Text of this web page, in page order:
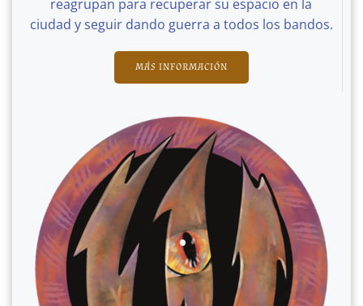
reagrupan para recuperar su espacio en la
ciudad y seguir dando guerra a todos los bandos.
MÁS INFORMACIÓN